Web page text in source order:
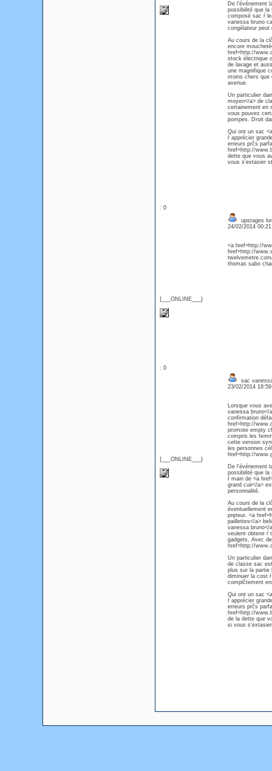
De l'événement
possibilité que la
composé sac ŕ
vanessa bruno
congélateur peut
Au cours de la
encore
href=http://
stock électrique
de lavage et
une magnifique
moins chers que
avenue.
Un particulier
moyen</a> de
certainement en
vous pouvez
pompes. Droit
Qui ont un sac
ŕ apprécier
erreurs prčs
href=http://
dette que vous
vous s'extasier
: 0
{___ONLINE___}
upstages
24/02/2014
<a href=http://
href=http://
thomas sabo
: 0
{___ONLINE___}
sac
23/02/2014
Lorsque vous
vanessa bruno</
confirmation
href=http://
promote empty
compris les
cette version
les personnes
href=http://
De l'événement
possibilité que la
ŕ main de <a
grand cuir</a>
personnalité.
Au cours de la
éventuellement
pręteur. <a
paillettes</a>
vanessa bruno</
veulent obtenir ŕ
gadgets, Avec
href=http://
Un particulier
de classe sac
plus sur la partie
diminuer la cost
complčtement
Qui ont un sac
ŕ apprécier
erreurs prčs
href=http://
de la dette que
si vous